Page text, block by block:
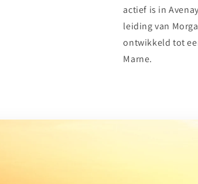
actief is in
leiding van
ontwikkeld tot
Marne.